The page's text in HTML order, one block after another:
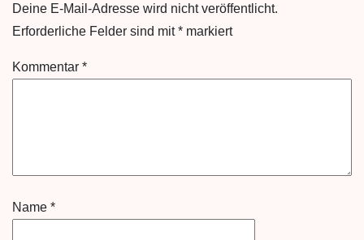
Deine E-Mail-Adresse wird nicht veröffentlicht.
Erforderliche Felder sind mit* markiert
Kommentar *
Name *